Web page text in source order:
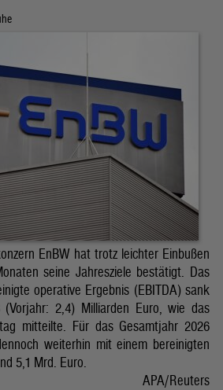
EnBW hat trotz leichter Einbußen
seine Jahresziele bestätigt. Das
operative Ergebnis (EBITDA) sank
2,4) Milliarden Euro, wie das
mitteilte. Für das Gesamtjahr 2026
weiterhin mit einem bereinigten
5,1 Mrd. Euro.
APA/Reuters